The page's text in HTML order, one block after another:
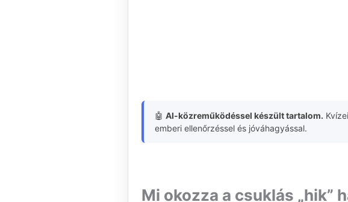
🤖 AI-közreműködéssel készült tartalom.
emberi ellenőrzéssel és jóváhagyással.
Mi okozza a csuklás „hik”